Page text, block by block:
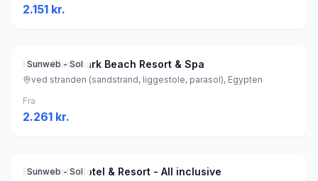
2.151 kr.
Sunweb - Sol
Hotel Minamark Beach Resort & Spa
ved stranden (sandstrand, liggestole, parasol), Egypten
Fra
2.261 kr.
Sunweb - Sol
Bella Vista Hotel & Resort - All inclusive